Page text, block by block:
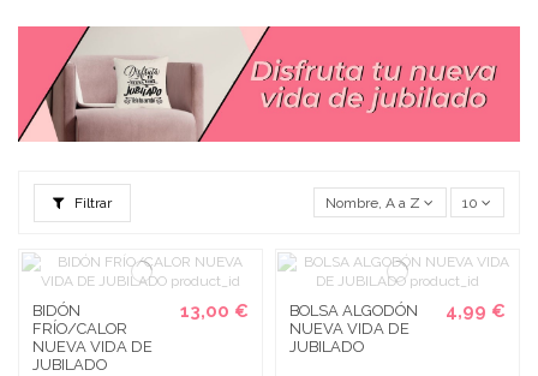
Filtrar Nombre, A a Z 10
BIDÓN
FRÍO/CALOR
NUEVA VIDA DE
JUBILADO
13,00 €
BOLSA ALGODÓN
NUEVA VIDA DE
JUBILADO
4,99 €